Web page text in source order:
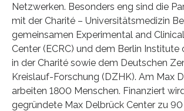
Netzwerken. Besonders eng sind die
mit der Charité – Universitätsmedizin
gemeinsamen Experimental and
Center (ECRC) und dem Berlin Institute
in der Charité sowie dem Deutschen
Kreislauf-Forschung (DZHK). Am Max
arbeiten 1800 Menschen. Finanziert
gegründete Max Delbrück Center zu